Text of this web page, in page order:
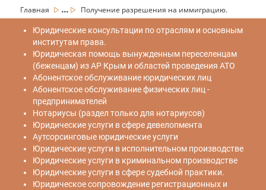
Главная ... Получение разрешения на иммиграцию.
Юридические консультации по отраслям и основным
институтам права.
Юридическая помощь вынужденным переселенцам
(беженцам) из АР Крым и областей проведения АТО
Абонентское обслуживание юридических лиц
Абонентское обслуживание физических лиц -
предпринимателей
Нотариусы (раздел только для нотариусов)
Юридические услуги в сфере девелопмента
Аутсорсинговые юридические услуги
Юридические услуги в исполнительном производстве
Юридические услуги в криминальном производстве
Юридические услуги в сфере судебной практики.
Юридическое сопровождение регистрационных и